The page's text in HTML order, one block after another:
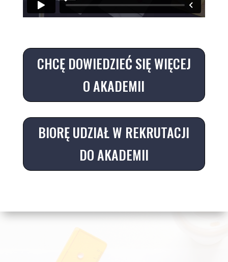
CHCĘ DOWIEDZIEĆ SIĘ WIĘCEJ
O AKADEMII
BIORĘ UDZIAŁ W REKRUTACJI
DO AKADEMII